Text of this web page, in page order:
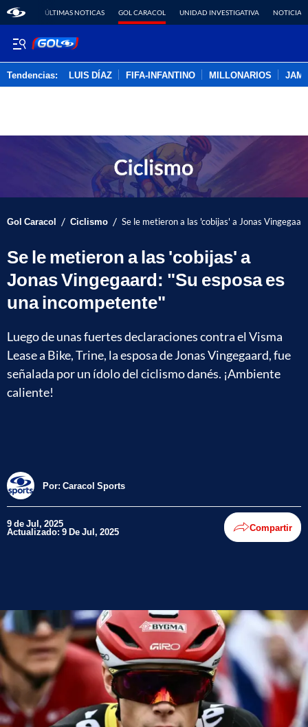
ÚLTIMAS NOTICAS GOL CARACOL UNIDAD INVESTIGATIVA NOTICIAS
Tendencias: LUIS DÍAZ FIFA-INFANTINO MILLONARIOS
Gol Caracol / Ciclismo / Se le metieron a las 'cobijas' a Jonas
Se le metieron a las 'cobijas' a
Jonas Vingegaard: "Su esposa es
una incompetente"
Luego de unas fuertes declaraciones contra el Visma
Lease a Bike, Trine, la esposa de Jonas Vingegaard, fue
señalada por un ídolo del ciclismo danés. ¡Ambiente
caliente!
Por: Caracol Sports
9 de Jul, 2025
Actualizado: 9 De Jul, 2025 Compartir